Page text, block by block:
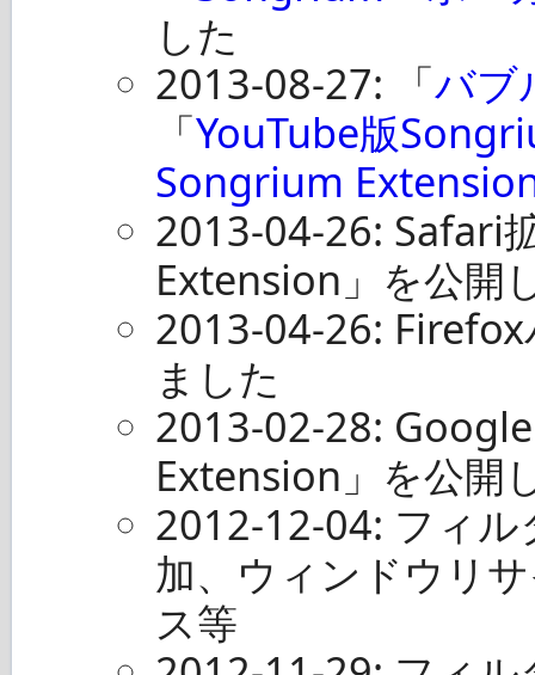
した
2013-08-27: 「バブ
「YouTube版
Songrium
2013-04-26: Safari
Extension」を公開
2013-04-26:
ました
2013-02-28:
Extension」を公開
2012-12-04: フィル
加、ウィンドウリ
ス等